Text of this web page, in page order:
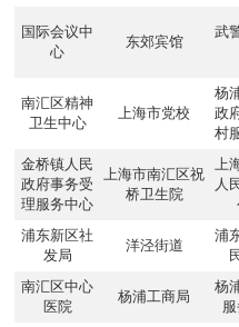
国际会议中
心
东郊宾馆
武
南汇区精神
卫生中心
上海市党校
杨
政
村
金桥镇人民
政府事务受
理服务中心
上海市南汇区祝
桥卫生院
上
人
浦东新区社
发局
洋泾街道
浦
南汇区中心
医院
杨浦工商局
杨